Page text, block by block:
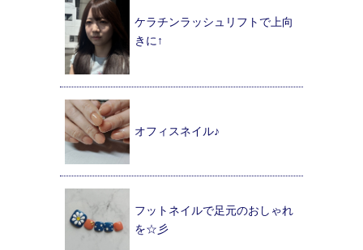
ケラチンラッシュリフトで上向
きに↑
オフィスネイル♪
フットネイルで足元のおしゃれ
を☆彡